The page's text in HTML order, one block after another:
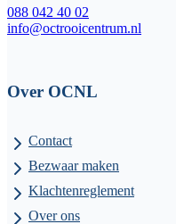
088 042 40 02
info@octrooicentrum.nl
Over OCNL
Contact
Bezwaar maken
Klachtenreglement
Over ons